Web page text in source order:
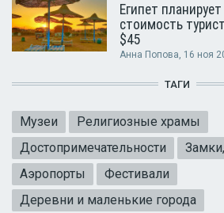
Египет
стоимость
$45
Анна Попова, 16 ноя
ТАГИ
Музеи
Религиозные храмы
Достопримечательности
Аэропорты
Фестивали
Деревни и маленькие города